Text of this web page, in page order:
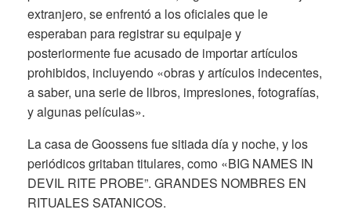
extranjero, se enfrentó a los oficiales que le
esperaban para registrar su equipaje y
posteriormente fue acusado de importar artículos
prohibidos, incluyendo «obras y artículos indecentes,
a saber, una serie de libros, impresiones, fotografías,
y algunas películas».
La casa de Goossens fue sitiada día y noche, y los
periódicos gritaban titulares, como «BIG NAMES IN
DEVIL RITE PROBE”. GRANDES NOMBRES EN
RITUALES SATANICOS.